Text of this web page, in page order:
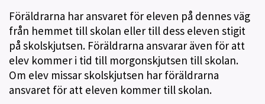
Föräldrarna har ansvaret för eleven på dennes väg
från hemmet till skolan eller till dess eleven stigit
på skolskjutsen. Föräldrarna ansvarar även för att
elev kommer i tid till morgonskjutsen till skolan.
Om elev missar skolskjutsen har föräldrarna
ansvaret för att eleven kommer till skolan.